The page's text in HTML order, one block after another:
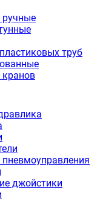
ручные
труб
пневмоуправления
джойстики